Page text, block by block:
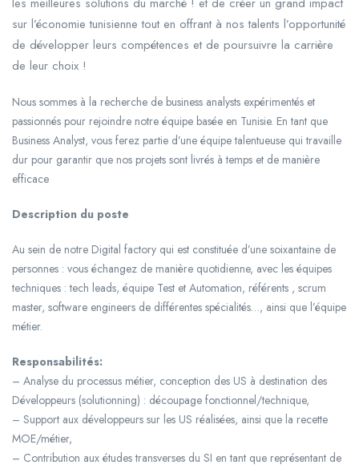
sur l’économie tunisienne tout en offrant à nos talents l’opportunité
de développer leurs compétences et de poursuivre la carrière
de leur choix !
Nous sommes à la recherche de business analysts expérimentés et
passionnés pour rejoindre notre équipe basée en Tunisie. En tant que
Business Analyst, vous ferez partie d’une équipe talentueuse qui travaille
dur pour garantir que nos projets sont livrés à temps et de manière
efficace
Description du poste
Au sein de notre Digital factory qui est constituée d’une soixantaine de
personnes : vous échangez de manière quotidienne, avec les équipes
techniques : tech leads, équipe Test et Automation, référents , scrum
master, software engineers de différentes spécialités…, ainsi que l’équipe
métier.
Responsabilités:
– Analyse du processus métier, conception des US à destination des
Développeurs (solutionning) : découpage fonctionnel/technique,
– Support aux développeurs sur les US réalisées, ainsi que la recette
MOE/métier,
– Contribution aux études transverses du SI en tant que représentant de